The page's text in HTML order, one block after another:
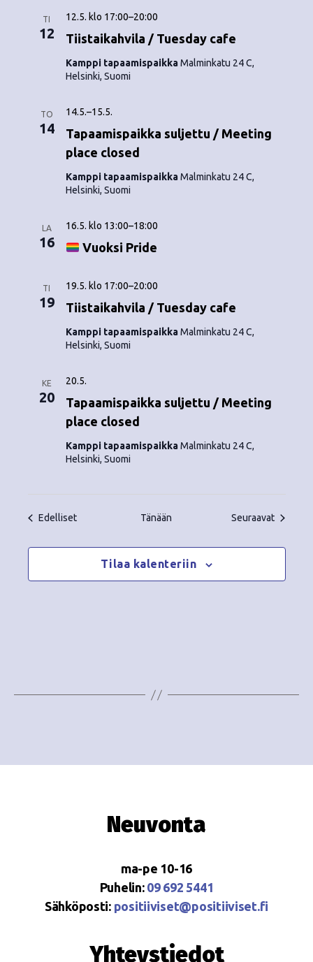
TI
12 Tiistaikahvila / Tuesday cafe
12.5. klo 17:00–20:00
Kamppi tapaamispaikkaMalminkatu 24 C,
Helsinki, Suomi
TO
14
Tapaamispaikka suljettu / Meeting
place closed
14.5.–15.5.
Kamppi tapaamispaikkaMalminkatu 24 C,
Helsinki, Suomi
LA
16 Vuoksi Pride
16.5. klo 13:00–18:00
TI
19 Tiistaikahvila / Tuesday cafe
19.5. klo 17:00–20:00
Kamppi tapaamispaikkaMalminkatu 24 C,
Helsinki, Suomi
KE
20
Tapaamispaikka suljettu / Meeting
place closed
20.5.
Kamppi tapaamispaikkaMalminkatu 24 C,
Helsinki, Suomi
EdellisetTapahtumat Tänään Seuraavat
Tilaa kalenteriin
Neuvonta
ma-pe 10-16
Puhelin: 09 692 5441
Sähköposti: positiiviset@positiiviset.fi
Yhteystiedot